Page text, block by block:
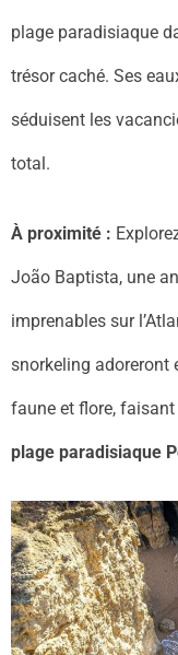
plage paradisiaque
trésor caché. Ses
séduisent les
total.
À proximité :
João Baptista, une
imprenables sur
snorkeling adoreront
faune et flore, faisant
plage paradisiaque